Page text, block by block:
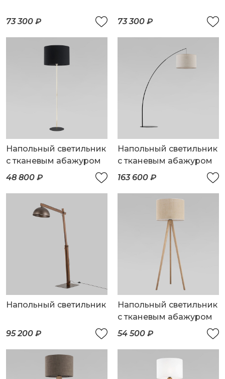
73 300 ₽ 73 300 ₽
Напольный светильник
с тканевым абажуром
48 800 ₽
Напольный светильник
с тканевым абажуром
163 600 ₽
Напольный светильник
95 200 ₽
Напольный светильник
с тканевым абажуром
54 500 ₽